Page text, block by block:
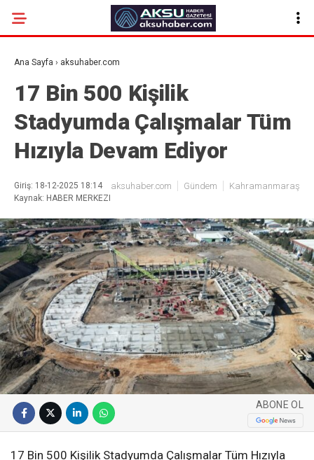
Ana Sayfa › aksuhaber.com
17 Bin 500 Kişilik
Stadyumda Çalışmalar Tüm
Hızıyla Devam Ediyor
Giriş: 18-12-2025 18:14
Kaynak: HABER MERKEZI
aksuhaber.com Gündem Kahramanmaraş
ABONE OL
17 Bin 500 Kişilik Stadyumda Çalışmalar Tüm Hızıyla